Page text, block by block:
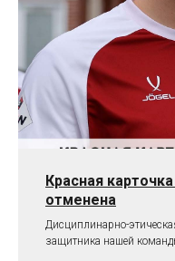
Красная
отменена
Дисциплинарно-
защитника нашей